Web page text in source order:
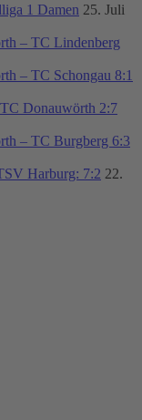
1 Damen 25. Juli
– TC Lindenberg
– TC Schongau 8:1
Donauwörth 2:7
– TC Burgberg 6:3
Harburg: 7:2 22.